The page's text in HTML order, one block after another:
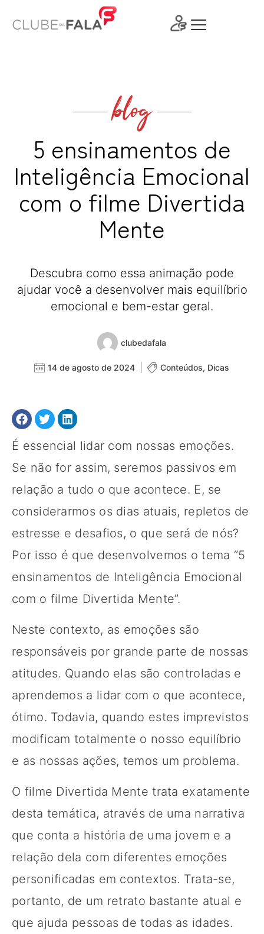
para
blog
5 ensinamentos de
Inteligência Emocional
com o filme Divertida
Mente
Descubra como essa animação pode
ajudar você a desenvolver mais equilíbrio
emocional e bem-estar geral.
clubedafala
14 de agosto de 2024 Conteúdos, Dicas
É essencial lidar com nossas emoções.
Se não for assim, seremos passivos em
relação a tudo o que acontece. E, se
considerarmos os dias atuais, repletos de
estresse e desafios, o que será de nós?
Por isso é que desenvolvemos o tema “5
ensinamentos de Inteligência Emocional
com o filme Divertida Mente”.
Neste contexto, as emoções são
responsáveis por grande parte de nossas
atitudes. Quando elas são controladas e
aprendemos a lidar com o que acontece,
ótimo. Todavia, quando estes imprevistos
modificam totalmente o nosso equilíbrio
e as nossas ações, temos um problema.
O filme Divertida Mente trata exatamente
desta temática, através de uma narrativa
que conta a história de uma jovem e a
relação dela com diferentes emoções
personificadas em contextos. Trata-se,
portanto, de um retrato bastante atual e
que ajuda pessoas de todas as idades.